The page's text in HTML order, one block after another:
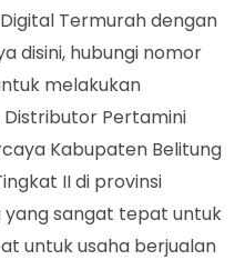
Termurah dengan
disini, hubungi nomor
melakukan
Pertamini
Kabupaten Belitung
II di provinsi
yang sangat tepat untuk
untuk usaha berjualan